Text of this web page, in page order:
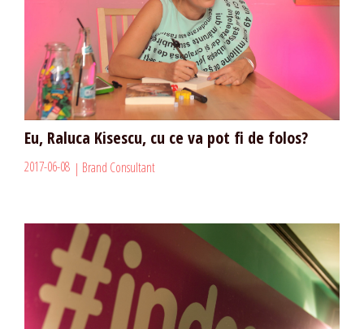
Eu, Raluca Kisescu, cu ce va pot fi de folos?
2017-06-08 Brand Consultant